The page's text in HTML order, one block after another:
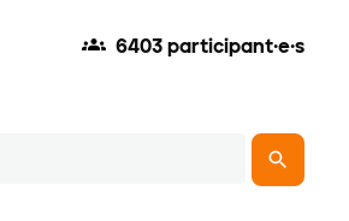
6403 participant·e·s